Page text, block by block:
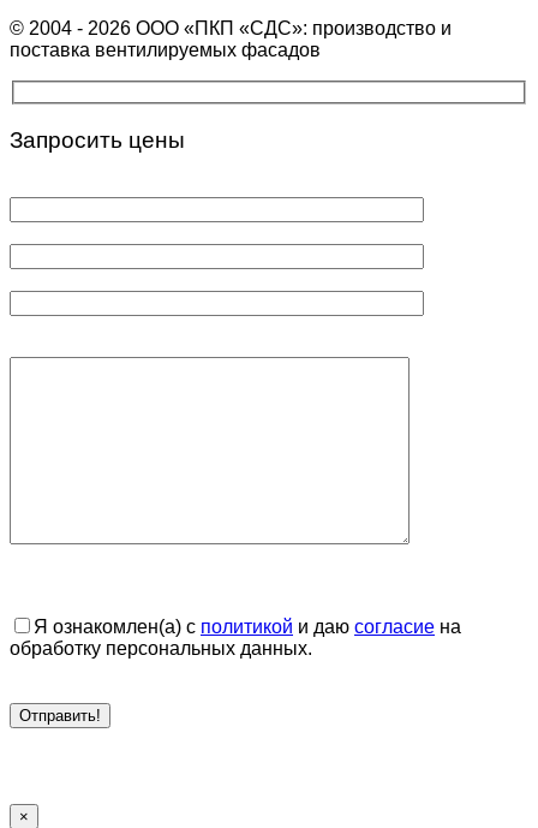
© 2004 - 2026 ООО «ПКП «СДС»: производство и
поставка вентилируемых фасадов
Запросить цены
Я ознакомлен(а) с политикой и даю согласие на
обработку персональных данных.
×